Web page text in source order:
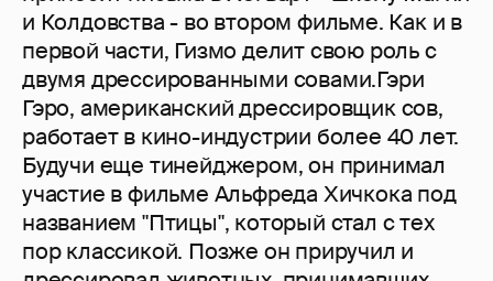
и Колдовства - во втором фильме. Как и в
первой части, Гизмо делит свою роль с
двумя дрессированными совами.Гэри
Гэро, американский дрессировщик сов,
работает в кино-индустрии более 40 лет.
Будучи еще тинейджером, он принимал
участие в фильме Альфреда Хичкока под
названием "Птицы", который стал с тех
пор классикой. Позже он приручил и